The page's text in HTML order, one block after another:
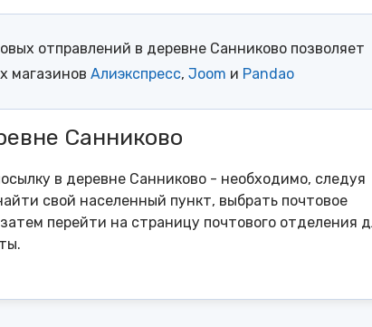
отправлений в деревне Санниково позволяет
магазинов Алиэкспресс, Joom и Pandao
Санниково
в деревне Санниково - необходимо, следуя
свой населенный пункт, выбрать почтовое
перейти на страницу почтового отделения